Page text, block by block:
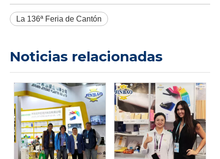
La 136ª Feria de Cantón
Noticias relacionadas